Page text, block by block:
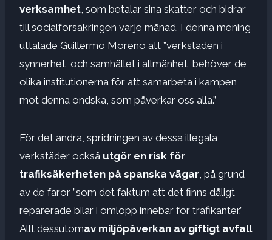
verksamhet , som betalar sina skatter och bidrar
till socialförsäkringen varje månad. I denna mening
uttalade Guillermo Moreno att ”verkstaden i
synnerhet, och samhället i allmänhet, behöver de
olika institutionerna för att samarbeta i kampen
mot denna ondska, som påverkar oss alla.”
För det andra, spridningen av dessa illegala
verkstäder också utgör en risk för
trafiksäkerheten på spanska vägar , på grund
av de faror ”som det faktum att det finns dåligt
reparerade bilar i omlopp innebär för trafikanter.”
Allt dessutomav miljöpåverkan av giftigt avfall